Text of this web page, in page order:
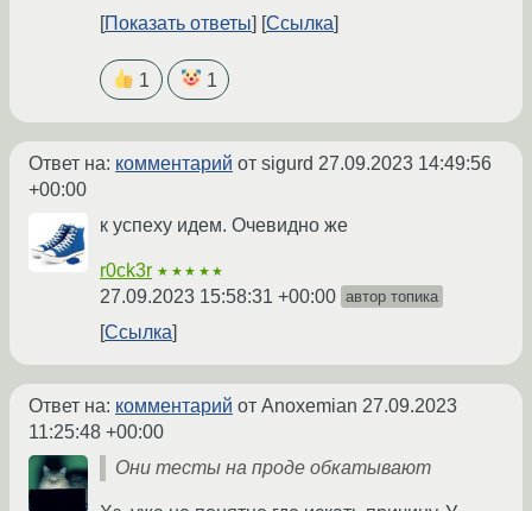
Показать ответы
Ссылка
1 1
Ответ на: комментарий от sigurd 27.09.2023 14:49:56
+00:00
к успеху идем. Очевидно же
r0ck3r ★★★★★
27.09.2023 15:58:31 +00:00 автор топика
Ссылка
Ответ на: комментарий от Anoxemian 27.09.2023
11:25:48 +00:00
Они тесты на проде обкатывают